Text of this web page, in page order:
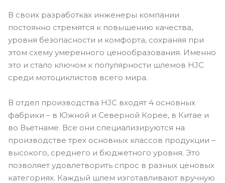
В своих разработках инженеры компании
постоянно стремятся к повышению качества,
уровня безопасности и комфорта, сохраняя при
этом схему умеренного ценообразования. Именно
это и стало ключом к популярности шлемов HJC
среди мотоциклистов всего мира.
В отдел производства HJC входят 4 основных
фабрики – в Южной и Северной Корее, в Китае и
во Вьетнаме. Все они специализируются на
производстве трех основных классов продукции –
высокого, среднего и бюджетного уровня. Это
позволяет удовлетворить спрос в разных ценовых
категориях. Каждый шлем изготавливают вручную